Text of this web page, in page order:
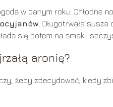
w danym roku. Chłodne
. Długotrwała
się potem na smak i
aronię?
żeby zdecydować, kiedy